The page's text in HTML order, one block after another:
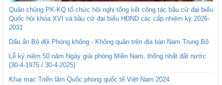
Quân chủng PK-KQ tổ chức hội nghị tổng kết công tác bầu cử đại biểu
Quốc hội khóa XVI và bầu cử đại biểu HĐND các cấp nhiệm kỳ 2026-
2031
Dấu ấn Bộ đội Phòng không - Không quân trên địa bàn Nam Trung Bộ
Lễ kỷ niệm 50 năm Ngày giải phóng Miền Nam, thống nhất đất nước
(30-4-1975 / 30-4-2025)
Khai mạc Triển lãm Quốc phòng quốc tế Việt Nam 2024